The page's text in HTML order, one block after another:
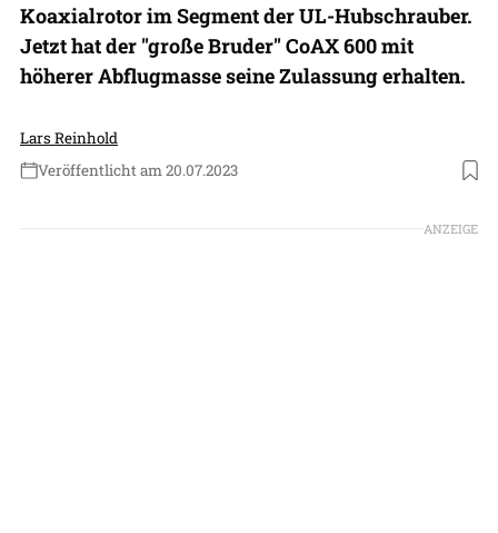
Koaxialrotor im Segment der UL-Hubschrauber.
Jetzt hat der "große Bruder" CoAX 600 mit
höherer Abflugmasse seine Zulassung erhalten.
Lars Reinhold
Veröffentlicht am 20.07.2023
Foto: edm aerotec
ANZEIGE